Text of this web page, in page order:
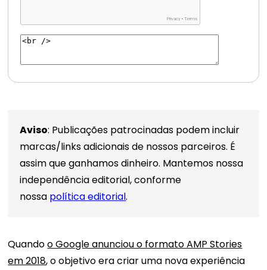
Aviso: Publicações patrocinadas podem incluir
marcas/links adicionais de nossos parceiros. É
assim que ganhamos dinheiro. Mantemos nossa
independência editorial, conforme
nossa política editorial.
Quandoo Google anunciou o formato AMP Stories
em 2018, o objetivo era criar uma nova experiência